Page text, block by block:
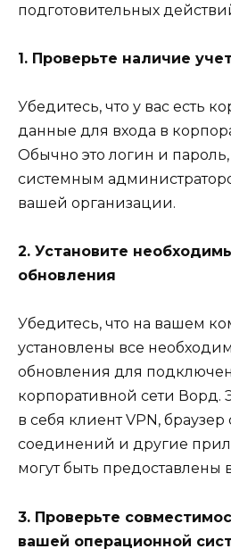
подготовительных
1. Проверьте наличие
Убедитесь, что у вас есть
данные для входа в
Обычно это логин и
системным
вашей организации.
2. Установите
обновления
Убедитесь, что на вашем
установлены все
обновления для
корпоративной сети Ворд.
в себя клиент VPN,
соединений и другие
могут быть предоставлены
3. Проверьте
вашей операционной